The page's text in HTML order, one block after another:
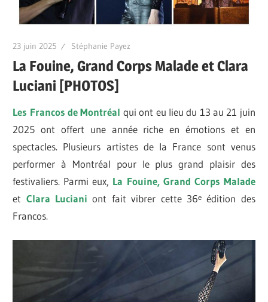
23 juin 2025 Stéphanie Payez
La Fouine, Grand Corps Malade et Clara
Luciani [PHOTOS]
Les Francos de Montréal qui ont eu lieu du 13 au 21 juin
2025 ont offert une année riche en émotions et en
spectacles. Plusieurs artistes de la France sont venus
performer à Montréal pour le plus grand plaisir des
festivaliers. Parmi eux, La Fouine, Grand Corps Malade
et Clara Luciani ont fait vibrer cette 36ᵉ édition des
Francos.